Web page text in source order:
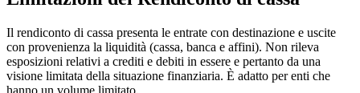
Il rendiconto di cassa presenta le entrate con destinazione e uscite
con provenienza la liquidità (cassa, banca e affini). Non rileva
esposizioni relativi a crediti e debiti in essere e pertanto da una
visione limitata della situazione finanziaria. È adatto per enti che